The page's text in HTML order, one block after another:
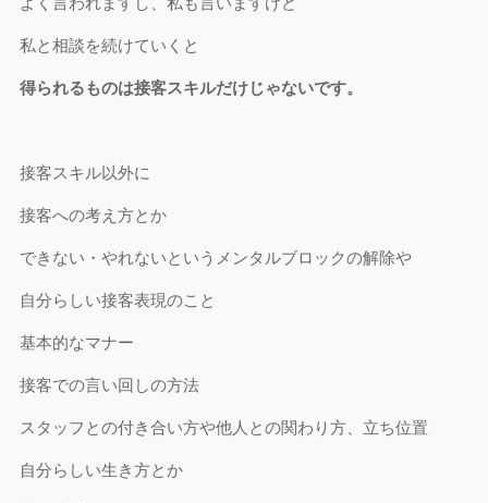
私と相談を続けていくと
得られるものは接客スキルだけじゃないです。
接客スキル以外に
接客への考え方とか
できない・やれないというメンタルブロックの解除や
自分らしい接客表現のこと
基本的なマナー
接客での言い回しの方法
スタッフとの付き合い方や他人との関わり方、立ち位置
自分らしい生き方とか